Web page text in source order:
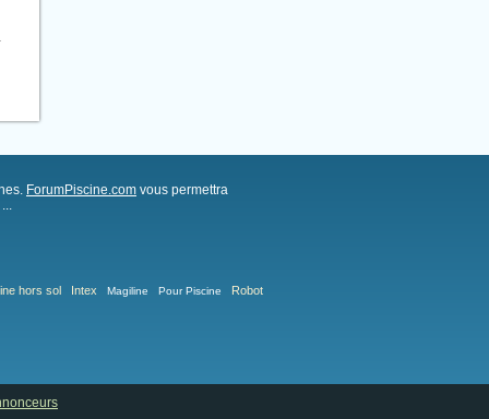
ForumPiscine.com vous permettra
hors sol Intex Magiline Pour Piscine Robot